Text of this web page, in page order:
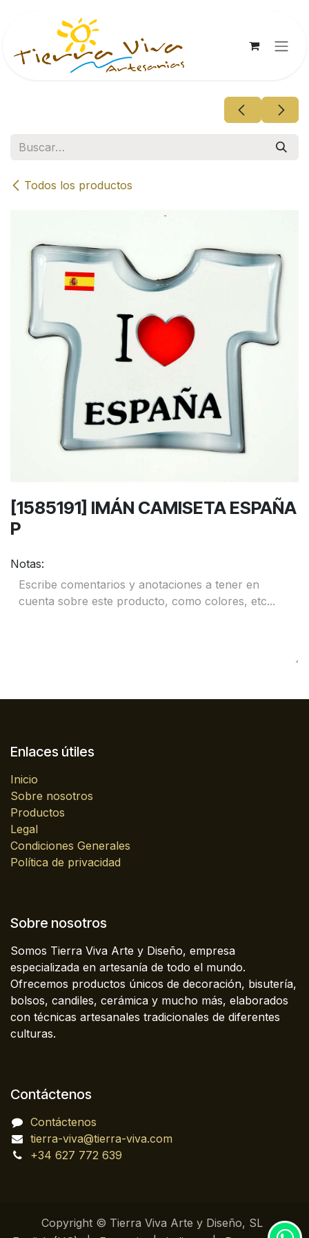
Todos los productos
[1585191] IMÁN CAMISETA ESPAÑA
P
Notas:
Enlaces útiles
Inicio
Sobre nosotros
Productos
Legal
Condiciones Generales
Política de privacidad
Sobre nosotros
Somos Tierra Viva Arte y Diseño, empresa
especializada en artesanía de todo el mundo.
Ofrecemos productos únicos de decoración, bisutería,
bolsos, candiles, cerámica y mucho más, elaborados
con técnicas artesanales tradicionales de diferentes
culturas.
Contáctenos
Contáctenos
tierra-viva@tierra-viva.com
+34 627 772 639
Copyright © Tierra Viva Arte y Diseño, SL